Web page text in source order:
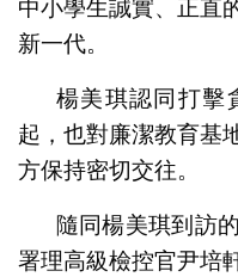
中小學生誠實、正直
新一代。
楊美琪認同打擊
起，也對廉潔教育基
方保持密切交往。
隨同楊美琪到訪
署理高級檢控官尹培